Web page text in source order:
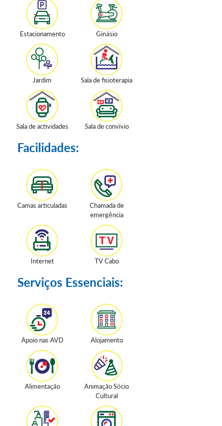
Estacionamento Ginásio
Jardim Sala de fisioterapia
Sala de actividades Sala de convívio
Facilidades:
Camas articuladas
Chamada de
emergência
Internet TV Cabo
Serviços Essenciais:
Apoio nas AVD Alojamento
Alimentação
Animação Sócio
Cultural